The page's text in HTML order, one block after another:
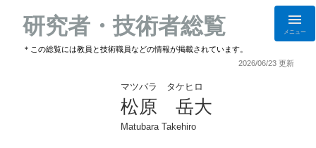
研究者・技術者総覧
＊この総覧には教員と技術職員などの情報が掲載されています。
メニュー
2026/06/23 更新
マツバラ タケヒロ
松原 岳大
Matubara Takehiro